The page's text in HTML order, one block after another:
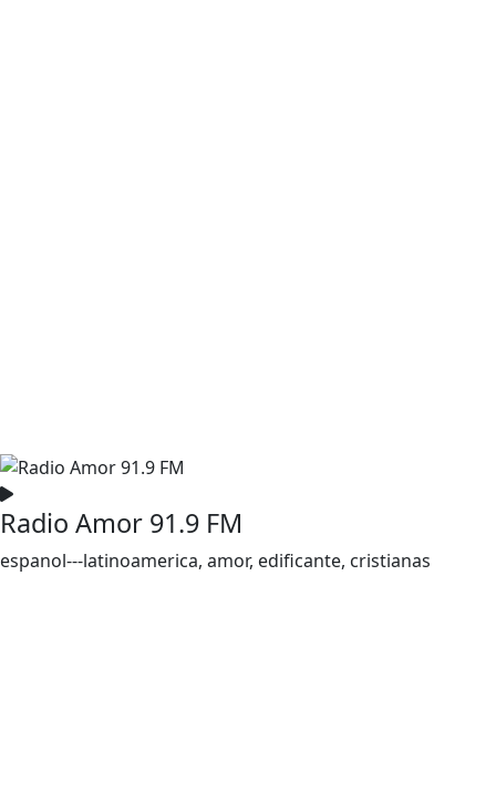
Radio Amor 91.9 FM
espanol---latinoamerica, amor, edificante, cristianas